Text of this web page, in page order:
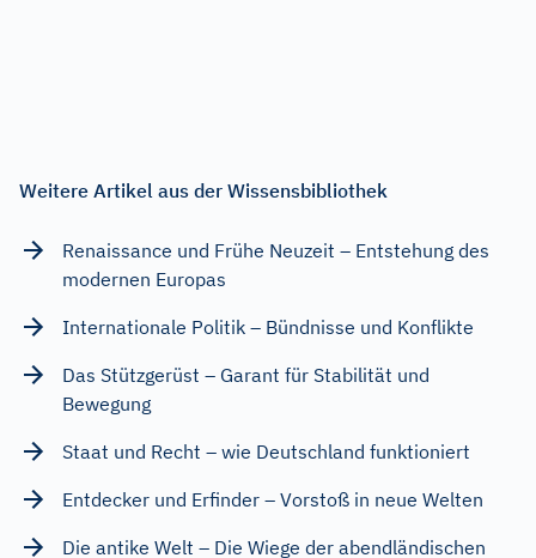
Weitere Artikel aus der Wissensbibliothek
Renaissance und Frühe Neuzeit – Entstehung des
modernen Europas
Internationale Politik – Bündnisse und Konflikte
Das Stützgerüst – Garant für Stabilität und
Bewegung
Staat und Recht – wie Deutschland funktioniert
Entdecker und Erfinder – Vorstoß in neue Welten
Die antike Welt – Die Wiege der abendländischen